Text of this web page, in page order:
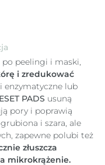
peelingi i maski,
i zredukować
enzymatyczne lub
PADS usuną
pory i poprawią
i szara, ale
zapewne polubi też
złuszcza
mikrokrążenie.